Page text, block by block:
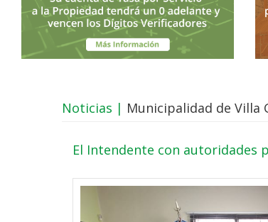
Noticias | Municipalidad de Villa
El Intendente con autoridades